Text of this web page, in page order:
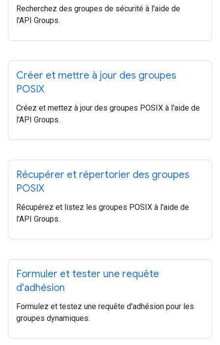
Recherchez des groupes de sécurité à l'aide de
l'API Groups.
Créer et mettre à jour des groupes
POSIX
Créez et mettez à jour des groupes POSIX à l'aide de
l'API Groups.
Récupérer et répertorier des groupes
POSIX
Récupérez et listez les groupes POSIX à l'aide de
l'API Groups.
Formuler et tester une requête
d'adhésion
Formulez et testez une requête d'adhésion pour les
groupes dynamiques.